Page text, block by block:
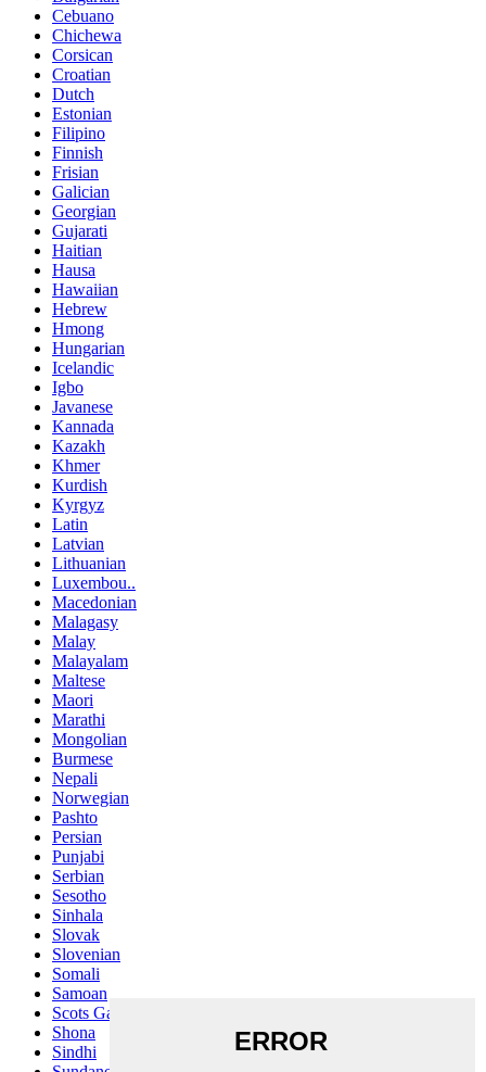
Cebuano
Chichewa
Corsican
Croatian
Dutch
Estonian
Filipino
Finnish
Frisian
Galician
Georgian
Gujarati
Haitian
Hausa
Hawaiian
Hebrew
Hmong
Hungarian
Icelandic
Igbo
Javanese
Kannada
Kazakh
Khmer
Kurdish
Kyrgyz
Latin
Latvian
Lithuanian
Luxembou..
Macedonian
Malagasy
Malay
Malayalam
Maltese
Maori
Marathi
Mongolian
Burmese
Nepali
Norwegian
Pashto
Persian
Punjabi
Serbian
Sesotho
Sinhala
Slovak
Slovenian
Somali
Samoan
Scots Gaelic
Shona
Sindhi